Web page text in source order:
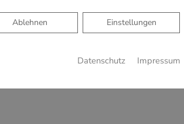
Komponenten
Dokumentation Ihres Smart Homes
Bedürfnisse an
Einstellungen
Ablehnen
Ablehnen
Datenschutz Impressum